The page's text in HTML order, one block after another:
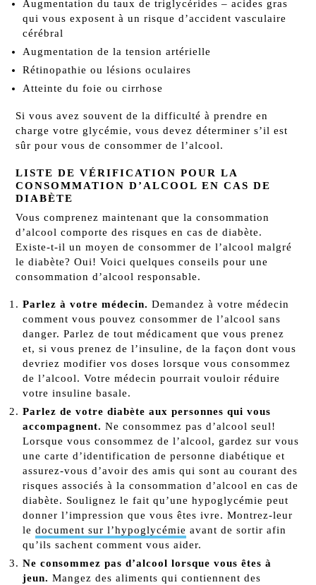
Augmentation du taux de triglycérides – acides gras
qui vous exposent à un risque d’accident vasculaire
cérébral
Augmentation de la tension artérielle
Rétinopathie ou lésions oculaires
Atteinte du foie ou cirrhose
Si vous avez souvent de la difficulté à prendre en
charge votre glycémie, vous devez déterminer s’il est
sûr pour vous de consommer de l’alcool.
LISTE DE VÉRIFICATION POUR LA
CONSOMMATION D’ALCOOL EN CAS DE
DIABÈTE
Vous comprenez maintenant que la consommation
d’alcool comporte des risques en cas de diabète.
Existe-t-il un moyen de consommer de l’alcool malgré
le diabète? Oui! Voici quelques conseils pour une
consommation d’alcool responsable.
Parlez à votre médecin.Demandez à votre médecin
comment vous pouvez consommer de l’alcool sans
danger. Parlez de tout médicament que vous prenez
et, si vous prenez de l’insuline, de la façon dont vous
devriez modifier vos doses lorsque vous consommez
de l’alcool. Votre médecin pourrait vouloir réduire
votre insuline basale.
Parlez de votre diabète aux personnes qui vous
accompagnent.Ne consommez pas d’alcool seul!
Lorsque vous consommez de l’alcool, gardez sur vous
une carte d’identification de personne diabétique et
assurez-vous d’avoir des amis qui sont au courant des
risques associés à la consommation d’alcool en cas de
diabète. Soulignez le fait qu’une hypoglycémie peut
donner l’impression que vous êtes ivre. Montrez-leur
ledocument sur l’hypoglycémie avant de sortir afin
qu’ils sachent comment vous aider.
Ne consommez pas d’alcool lorsque vous êtes à
jeun.Mangez des aliments qui contiennent des